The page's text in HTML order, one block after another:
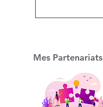
Mes Partenariats